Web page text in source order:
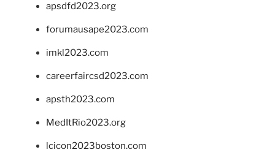
apsdfd2023.org
forumausape2023.com
imkl2023.com
careerfaircsd2023.com
apsth2023.com
MedItRio2023.org
lcicon2023boston.com